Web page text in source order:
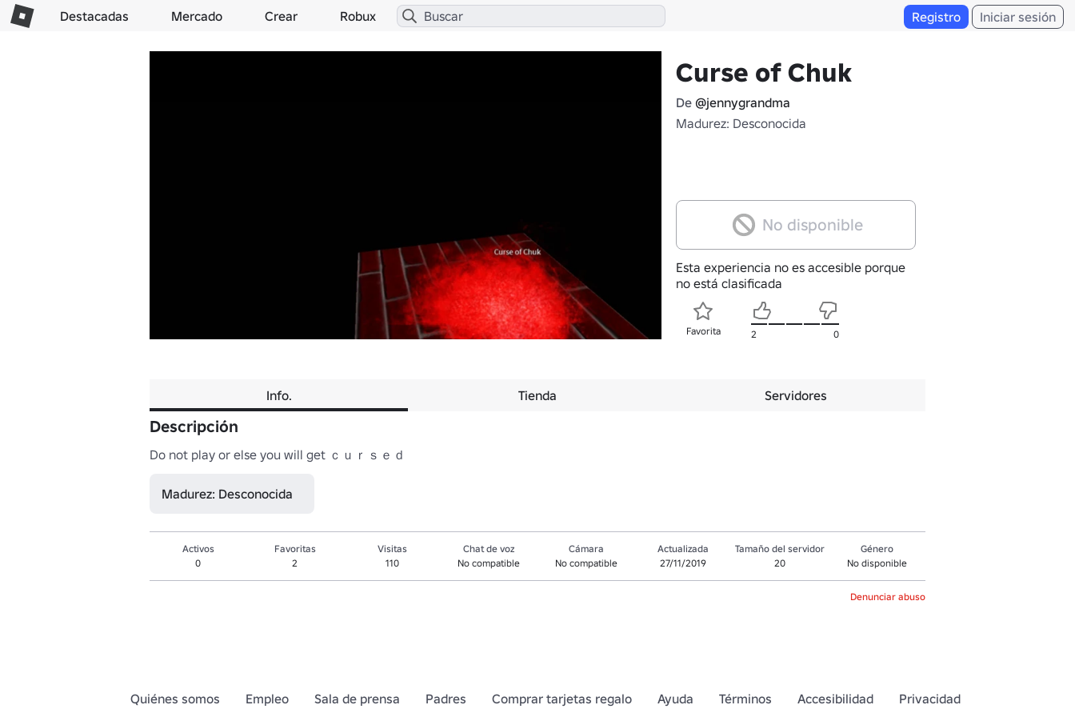
Destacadas Mercado Crear Robux Registro Iniciar sesión
Curse of Chuk
De @jennygrandma
Madurez: Desconocida
No disponible
Esta experiencia no es accesible porque
no está clasificada
Favorita 2 0
Info. Tienda Servidores
Descripción
Do not play or else you will get ｃｕｒｓｅｄ
Madurez: Desconocida
Activos
0
Favoritas
2
Visitas
110
Chat de voz
No compatible
Cámara
No compatible
Actualizada
27/11/2019
Tamaño del servidor
20
Género
No disponible
Denunciar abuso
Quiénes somos Empleo Sala de prensa Padres Comprar tarjetas regalo Ayuda Términos Accesibilidad Privacidad